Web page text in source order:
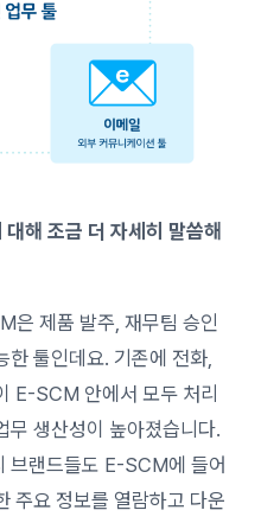
해 조금 더 자세히 말씀해
은 제품 발주, 재무팀 승인
한 툴인데요. 기존에 전화,
E-SCM 안에서 모두 처리
무 생산성이 높아졌습니다.
브랜드들도 E-SCM에 들어
주요 정보를 열람하고 다운